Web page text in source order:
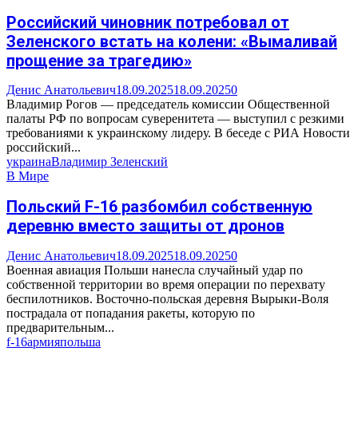
Российский чиновник потребовал от
Зеленского встать на колени: «Вымаливай
прощение за трагедию»
Денис Анатольевич18.09.202518.09.20250
Владимир Рогов — председатель комиссии Общественной
палаты РФ по вопросам суверенитета — выступил с резкими
требованиями к украинскому лидеру. В беседе с РИА Новости
российский...
украинаВладимир Зеленский
В Мире
Польский F-16 разбомбил собственную
деревню вместо защиты от дронов
Денис Анатольевич18.09.202518.09.20250
Военная авиация Польши нанесла случайный удар по
собственной территории во время операции по перехвату
беспилотников. Восточно-польская деревня Вырыки-Воля
пострадала от попадания ракеты, которую по
предварительным...
f-16армияпольша